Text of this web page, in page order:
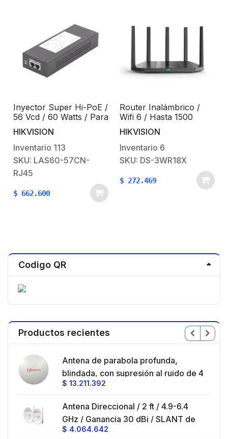
Inyector Super Hi-PoE /
56 Vcd / 60 Watts / Para
Domos HIKVISION PTZ
/ IP (-AE / DE) /
Soporta 802.3 af / at
HIKVISION
Inventario 113
SKU: LAS60-57CN-
RJ45
$ 662.600
Router Inalámbrico /
Wifi 6 / Hasta 1500
Mbps / Doble Banda AC
(2.4 GHz y 5 GHz) / 4
Puertos 1000 Mbps / 4
Antenas
Omnidireccional /
Interior / Beamforming
Optimizado
HIKVISION
Inventario 6
SKU: DS-3WR18X
$ 272.469
Codigo QR
Productos recientes
Antena de parabola profunda,
blindada, con supresión al ruido de 4
ft, 5.9-7.2 GHz, Ganancia 36 dBi con
hasta 80 km, Conectores N-hembra,
montaje con alineación milimétrica.
$ 13.211.392
Antena Direccional / 2 ft / 4.9-6.4
GHz / Ganancia 30 dBi / SLANT de
45 ° y 90 ° / Conector N-Hembra /
$ 4.064.642